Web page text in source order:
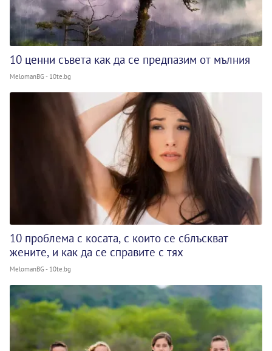
10 ценни съвета как да се предпазим от мълния
MelomanBG - 10te.bg
10 проблема с косата, с които се сблъскват
жените, и как да се справите с тях
MelomanBG - 10te.bg